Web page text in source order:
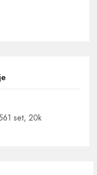
set, 20k